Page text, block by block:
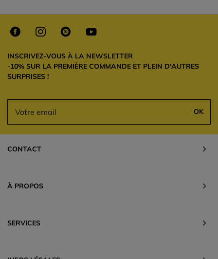
INSCRIVEZ-VOUS À LA NEWSLETTER
-10% SUR LA PREMIÈRE COMMANDE ET PLEIN D'AUTRES
SURPRISES !
OK
CONTACT
À PROPOS
SERVICES